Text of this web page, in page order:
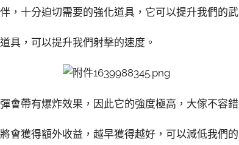
，十分迫切需要的強化道具，它可以提升我們的
具，可以提升我們射擊的速度。
會帶有爆炸效果，因此它的強度極高，大傢不容錯
會獲得額外收益，越早獲得越好，可以減低我們的